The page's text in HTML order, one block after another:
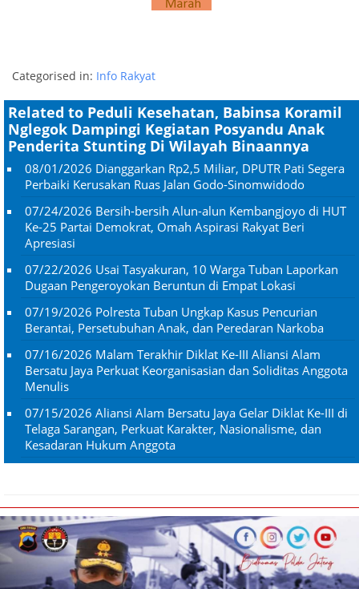
Categorised in: Info Rakyat
Related to Peduli Kesehatan, Babinsa Koramil
Nglegok Dampingi Kegiatan Posyandu Anak
Penderita Stunting Di Wilayah Binaannya
08/01/2026 Dianggarkan Rp2,5 Miliar, DPUTR Pati Segera
Perbaiki Kerusakan Ruas Jalan Godo-Sinomwidodo
07/24/2026 Bersih-bersih Alun-alun Kembangjoyo di HUT
Ke-25 Partai Demokrat, Omah Aspirasi Rakyat Beri
Apresiasi
07/22/2026 Usai Tasyakuran, 10 Warga Tuban Laporkan
Dugaan Pengeroyokan Beruntun di Empat Lokasi
07/19/2026 Polresta Tuban Ungkap Kasus Pencurian
Berantai, Persetubuhan Anak, dan Peredaran Narkoba
07/16/2026 Malam Terakhir Diklat Ke-III Aliansi Alam
Bersatu Jaya Perkuat Keorganisasian dan Soliditas Anggota
Menulis
07/15/2026 Aliansi Alam Bersatu Jaya Gelar Diklat Ke-III di
Telaga Sarangan, Perkuat Karakter, Nasionalisme, dan
Kesadaran Hukum Anggota